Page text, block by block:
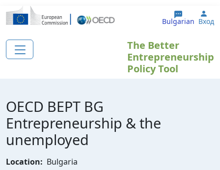
Премини към основното съдържание
Bulgarian Вход
The Better
Entrepreneurship
Policy Tool
OECD BEPT BG
Еntrepreneurship & the
unemployed
Location: Bulgaria